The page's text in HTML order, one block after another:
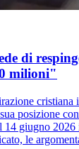
di
milioni"
cristiana
posizione
14 giugno
le